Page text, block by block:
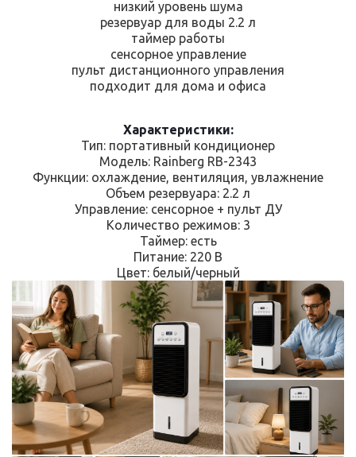
низкий уровень шума
резервуар для воды 2.2 л
таймер работы
сенсорное управление
пульт дистанционного управления
подходит для дома и офиса
Характеристики:
Тип: портативный кондиционер
Модель: Rainberg RB-2343
Функции: охлаждение, вентиляция, увлажнение
Объем резервуара: 2.2 л
Управление: сенсорное + пульт ДУ
Количество режимов: 3
Таймер: есть
Питание: 220 В
Цвет: белый/черный